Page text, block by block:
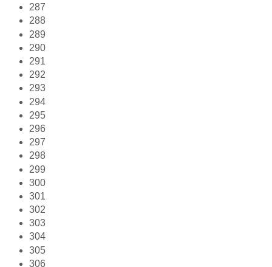
287
288
289
290
291
292
293
294
295
296
297
298
299
300
301
302
303
304
305
306